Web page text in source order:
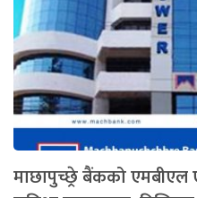
माछापुच्छ्रे बैंकको एमबीएल